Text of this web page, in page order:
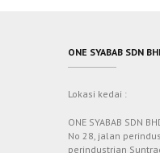
ONE SYABAB SDN
Lokasi kedai :
ONE SYABAB SDN
No 28, jalan
perindustrian